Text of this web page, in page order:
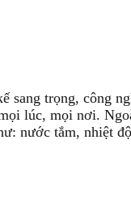
trọng, công
lúc, mọi nơi.
nước tắm, nhiệt